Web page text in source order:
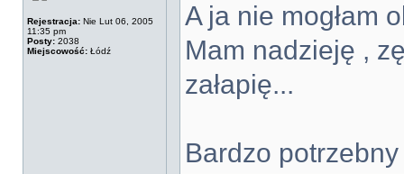
Rejestracja: Nie Lut 06, 2005
11:35 pm
Posty: 2038
Miejscowość: Łódź
A ja nie mogłam
Mam nadzieję ,
załapię...
Bardzo